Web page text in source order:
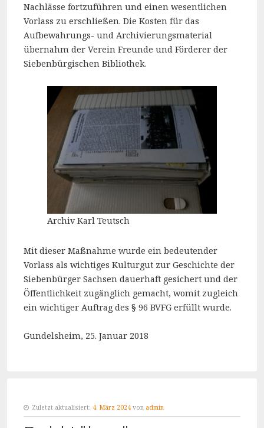
Nachlässe fortzuführen und einen wesentlichen
Vorlass zu erschließen. Die Kosten für das
Aufbewahrungs- und Archivierungsmaterial
übernahm der Verein Freunde und Förderer der
Siebenbürgischen Bibliothek.
Archiv Karl Teutsch
Mit dieser Maßnahme wurde ein bedeutender
Vorlass als wichtiges Kulturgut zur Geschichte der
Siebenbürger Sachsen dauerhaft gesichert und der
Öffentlichkeit zugänglich gemacht, womit zugleich
ein wichtiger Auftrag des § 96 BVFG erfüllt wurde.
Gundelsheim, 25. Januar 2018
Zuletzt aktualisiert: 4. März 2024 von admin